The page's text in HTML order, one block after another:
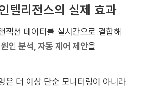
텔리전스의 실제 효과
잭션 데이터를 실시간으로 결합해
인 분석, 자동 제어 제안을
은 더 이상 단순 모니터링이 아니라